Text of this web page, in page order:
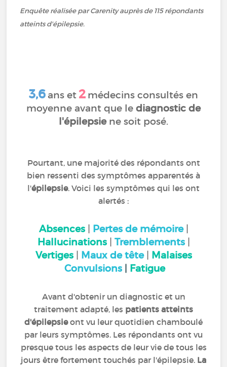
Enquête réalisée par Carenity auprès de 115 répondants
atteints d'épilepsie.
3,6 ans et 2 médecins consultés en
moyenne avant que le diagnostic de
l'épilepsie ne soit posé.
Pourtant, une majorité des répondants ont
bien ressenti des symptômes apparentés à
l'épilepsie. Voici les symptômes qui les ont
alertés :
Absences Pertes de mémoire
Hallucinations
Tremblements
Vertiges
Maux de tête
Malaises
Convulsions
Fatigue
Avant d'obtenir un diagnostic et un
traitement adapté, les patients atteints
d'épilepsieont vu leur quotidien chamboulé
par leurs symptômes. Les répondants ont vu
presque tous les aspects de leur vie de tous les
jours être fortement touchés par l'épilepsie. La